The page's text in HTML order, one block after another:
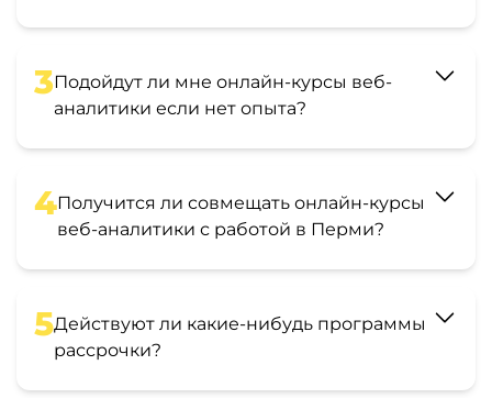
3Подойдут ли мне онлайн-курсы веб-
аналитики если нет опыта?
4Получится ли совмещать онлайн-курсы
веб-аналитики с работой в Перми?
5Действуют ли какие-нибудь программы
рассрочки?